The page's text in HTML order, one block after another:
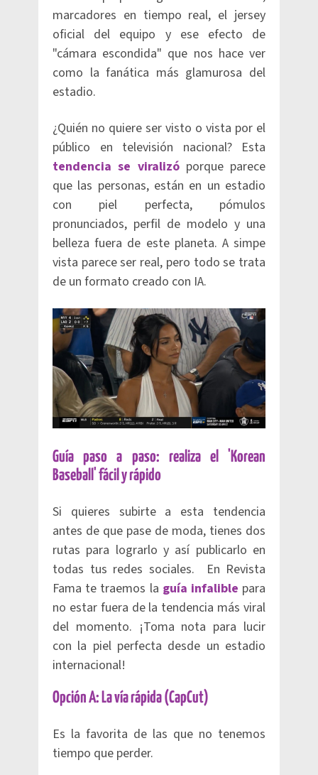
marcadores en tiempo real, el jersey
oficial del equipo y ese efecto de
"cámara escondida" que nos hace ver
como la fanática más glamurosa del
estadio.
¿Quién no quiere ser visto o vista por el
público en televisión nacional? Esta
tendencia se viralizóporque parece
que las personas, están en un estadio
con piel perfecta, pómulos
pronunciados, perfil de modelo y una
belleza fuera de este planeta. A simpe
vista parece ser real, pero todo se trata
de un formato creado con IA.
Guía paso a paso: realiza el 'Korean
Baseball' fácil y rápido
Si quieres subirte a esta tendencia
antes de que pase de moda, tienes dos
rutas para lograrlo y así publicarlo en
todas tus redes sociales. En Revista
Fama te traemos la guía infalible para
no estar fuera de la tendencia más viral
del momento. ¡Toma nota para lucir
con la piel perfecta desde un estadio
internacional!
Opción A: La vía rápida (CapCut)
Es la favorita de las que no tenemos
tiempo que perder.